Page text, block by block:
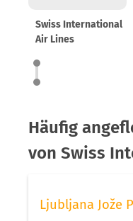
Swiss International
Air Lines
Häufig
von Swiss
Ljubljana Jože